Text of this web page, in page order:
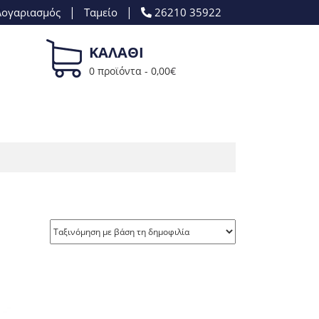
| Ταμείο | 26210 35922
ΚΑΛΑΘΙ
0 προϊόντα - 0,00€
ΛΆΣΤΙΧΑ ΠΌΡΤΑΣ ΨΥΓΕΊΟΥ